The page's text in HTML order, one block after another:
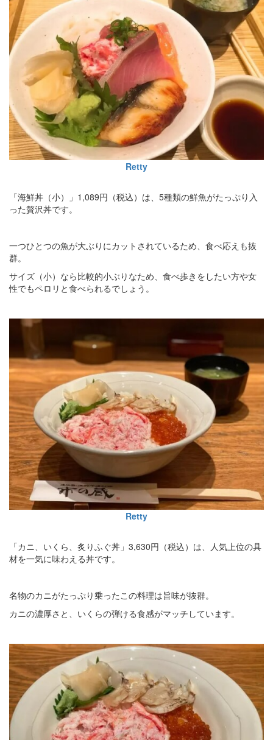
Retty
「海鮮丼（小）」1,089円（税込）は、5種類の鮮魚がたっぷり入
った贅沢丼です。
一つひとつの魚が大ぶりにカットされているため、食べ応えも抜
群。
サイズ（小）なら比較的小ぶりなため、食べ歩きをしたい方や女
性でもペロリと食べられるでしょう。
Retty
「カニ、いくら、炙りふぐ丼」3,630円（税込）は、人気上位の具
材を一気に味わえる丼です。
名物のカニがたっぷり乗ったこの料理は旨味が抜群。
カニの濃厚さと、いくらの弾ける食感がマッチしています。